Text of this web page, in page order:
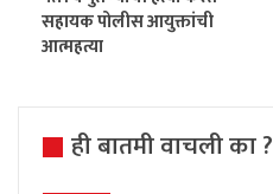
सहायक पोलीस आयुक्तांची
आत्महत्या
ही बातमी वाचली का ?